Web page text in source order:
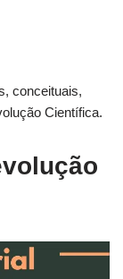
conceituais,
Científica.